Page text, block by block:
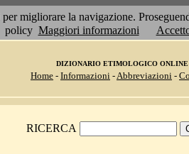
migliorare la navigazione.
policy Maggiori informazioni
DIZIONARIO ETIMOLOGICO ONLINE
Home - Informazioni -Abbreviazioni -
RICERCA